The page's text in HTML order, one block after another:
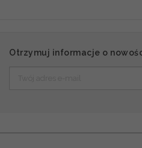
Otrzymuj informacje o